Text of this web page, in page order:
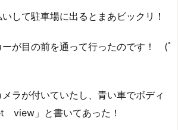
して駐車場に出るとまあビックリ！
ーが目の前を通って行ったのです！ (ﾟ
ラが付いていたし、青い車でボディ
」と書いてあった！